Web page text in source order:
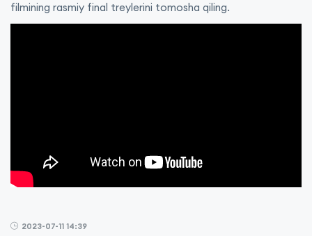
filmining rasmiy final treylerini tomosha qiling.
2023-07-11 14:39